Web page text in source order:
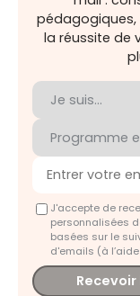
la réussite de
J'accepte de
personnalisées
basées sur le
d'emails (à